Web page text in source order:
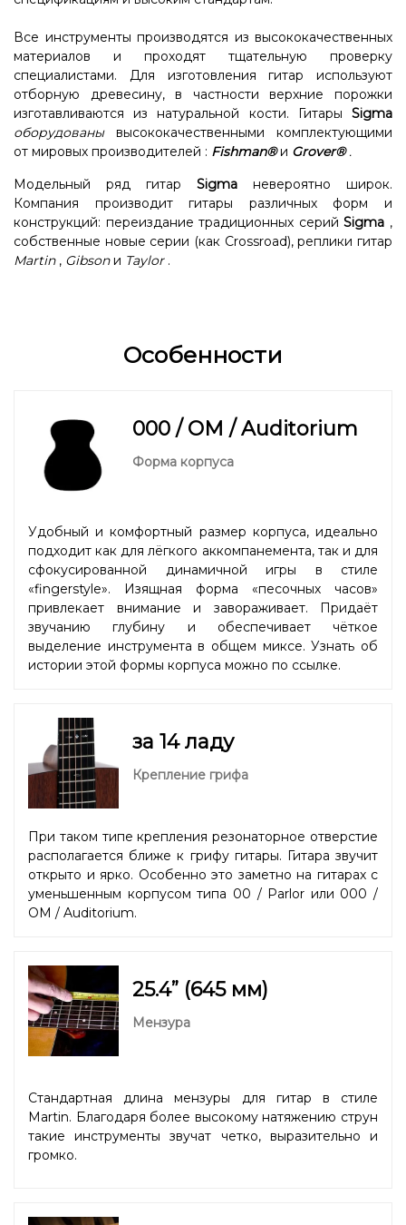
Все инструменты производятся из высококачественных
материалов и проходят тщательную проверку
специалистами. Для изготовления гитар используют
отборную древесину, в частности верхние порожки
изготавливаются из натуральной кости. Гитары Sigma
оборудованывысококачественными комплектующими
от мировых производителей : Fishman® и Grover®.
Модельный ряд гитар Sigma невероятно широк.
Компания производит гитары различных форм и
конструкций: переиздание традиционных серийSigma ,
собственные новые серии (как Crossroad), реплики гитар
Martin, Gibsonи Taylor.
Особенности
000 / OM / Auditorium
Форма корпуса
Удобный и комфортный размер корпуса, идеально
подходит как для лёгкого аккомпанемента, так и для
сфокусированной динамичной игры в стиле
«fingerstyle». Изящная форма «песочных часов»
привлекает внимание и завораживает. Придаёт
звучанию глубину и обеспечивает чёткое
выделение инструмента в общем миксе. Узнать об
истории этой формы корпуса можно по ссылке.
за 14 ладу
Крепление грифа
При таком типе крепления резонаторное отверстие
располагается ближе к грифу гитары. Гитара звучит
открыто и ярко. Особенно это заметно на гитарах с
уменьшенным корпусом типа 00 / Parlor или 000 /
OM / Auditorium.
25.4” (645 мм)
Мензура
Стандартная длина мензуры для гитар в стиле
Martin. Благодаря более высокому натяжению струн
такие инструменты звучат четко, выразительно и
громко.